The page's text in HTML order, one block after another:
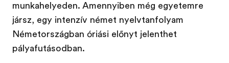
munkahelyeden. Amennyiben még egyetemre
jársz, egy intenzív német nyelvtanfolyam
Németországban óriási előnyt jelenthet
pályafutásodban.